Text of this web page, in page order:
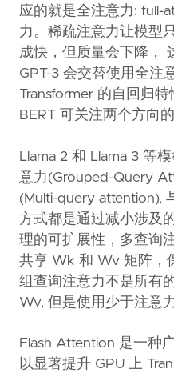
应的就是全注意力: full-
力。稀疏注意力让模型
成快，但质量会下降，
GPT-3 会交替使用全注
Transformer 的自回归
BERT 可关注两个方向
Llama 2 和 Llama 3 等
意力(Grouped-Query
(Multi-query attention),
方式都是通过减小涉及
理的可扩展性，多查询
共享 Wk 和 Wv 矩阵，
组查询注意力不是所有
Wv, 但是使用少于注意
Flash Attention 是一种
以显著提升 GPU 上